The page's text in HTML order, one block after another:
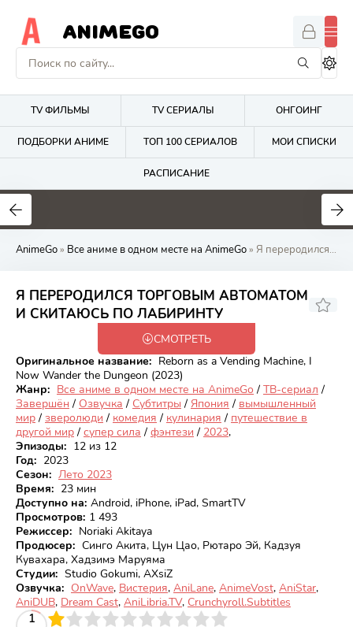
ANIMEGO
TV ФИЛЬМЫ TV СЕРИАЛЫ ОНГОИНГ
ПОДБОРКИ АНИМЕ ТОП 100 СЕРИАЛОВ МОИ СПИСКИ
РАСПИСАНИЕ
1.7
AnimeGo» Все аниме в одном месте на AnimeGo» Я переродился торговым автоматом и скитаюсь по лабиринту
Я ПЕРЕРОДИЛСЯ ТОРГОВЫМ АВТОМАТОМ
И СКИТАЮСЬ ПО ЛАБИРИНТУ
Закончен
6.44
СМОТРЕТЬ
Оригинальное название: Reborn as a Vending Machine, I
Now Wander the Dungeon (2023)
Жанр: Все аниме в одном месте на AnimeGo / ТВ-сериал /
Завершён / Озвучка / Субтитры / Япония / вымышленный
мир / зверолюди / комедия / кулинария / путешествие в
другой мир / супер сила / фэнтези / 2023,
Эпизоды: 12 из 12
Год: 2023
Сезон: Лето 2023
Время: 23 мин
Доступно на: Android, iPhone, iPad, SmartTV
Просмотров: 1 493
Режиссер: Noriaki Akitaya
Продюсер: Синго Акита, Цун Цао, Рютаро Эй, Кадзуя
Кувахара, Хадзимэ Маруяма
Студии: Studio Gokumi, AXsiZ
Озвучка: OnWave, Вистерия, AniLane, AnimeVost, AniStar,
AniDUB, Dream Cast, AniLibria.TV, Crunchyroll.Subtitles
1
4 5 6 7 8 9 10